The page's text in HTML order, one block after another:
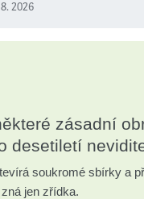
2026
zásadní
desetiletí
soukromé sbírky a
jen zřídka.